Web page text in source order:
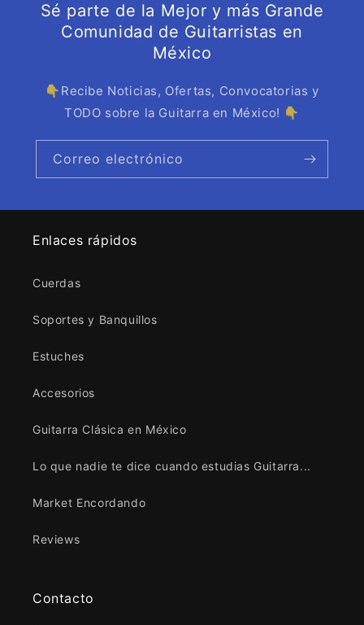
Sé parte de la Mejor y más Grande
Comunidad de Guitarristas en
México
👇Recibe Noticias, Ofertas, Convocatorias y
TODO sobre la Guitarra en México! 👇
Correo electrónico
Enlaces rápidos
Cuerdas
Soportes y Banquillos
Estuches
Accesorios
Guitarra Clásica en México
Lo que nadie te dice cuando estudias Guitarra...
Market Encordando
Reviews
Contacto